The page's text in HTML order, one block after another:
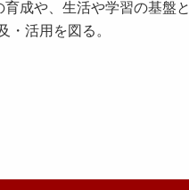
成や、生活や学習の基盤と
活用を図る。